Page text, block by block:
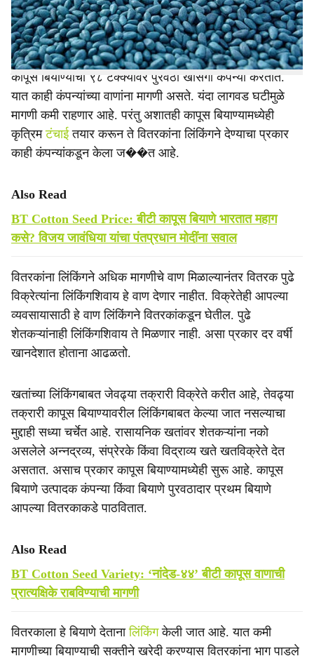
e
असून, अधिक मागणीच्या वाणांवर लिंकिंग केले जात असल्याची
कुजबूज आहे.
कापूस बियाण्याचा ९८ टक्क्यांवर पुरवठा खासगी कंपन्या करतात.
यात काही कंपन्यांच्या वाणांना मागणी असते. यंदा लागवड घटीमुळे
मागणी कमी राहणार आहे. परंतु अशातही कापूस बियाण्यामध्येही
कृत्रिमटंचाईतयार करून ते वितरकांना लिंकिंगने देण्याचा प्रकार
काही कंपन्यांकडून केला ज��त आहे.
Also Read
BT Cotton Seed Price: बीटी कापूस बियाणे भारतात महाग
कसे? विजय जावंधिया यांचा पंतप्रधान मोदींना सवाल
वितरकांना लिंकिंगने अधिक मागणीचे वाण मिळाल्यानंतर वितरक पुढे
विक्रेत्यांना लिंकिंगशिवाय हे वाण देणार नाहीत. विक्रेतेही आपल्या
व्यवसायासाठी हे वाण लिंकिंगने वितरकांकडून घेतील. पुढे
शेतकऱ्यांनाही लिंकिंगशिवाय ते मिळणार नाही. असा प्रकार दर वर्षी
खानदेशात होताना आढळतो.
खतांच्या लिंकिंगबाबत जेवढ्या तक्रारी विक्रेते करीत आहे, तेवढ्या
तक्रारी कापूस बियाण्यावरील लिंकिंगबाबत केल्या जात नसल्याचा
मुद्दाही सध्या चर्चेत आहे. रासायनिक खतांवर शेतकऱ्यांना नको
असलेले अन्नद्रव्य, संप्रेरके किंवा विद्राव्य खते खतविक्रेते देत
असतात. असाच प्रकार कापूस बियाण्यामध्येही सुरू आहे. कापूस
बियाणे उत्पादक कंपन्या किंवा बियाणे पुरवठादार प्रथम बियाणे
आपल्या वितरकाकडे पाठवितात.
Also Read
BT Cotton Seed Variety: ‘नांदेड-४४’ बीटी कापूस वाणाची
प्रात्यक्षिके राबविण्याची मागणी
वितरकाला हे बियाणे देतानालिंकिंगकेली जात आहे. यात कमी
मागणीच्या बियाण्याची सक्तीने खरेदी करण्यास वितरकांना भाग पाडले